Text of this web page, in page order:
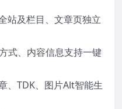
站及栏目、文章页独立
式、内容信息支持一键
、TDK、图片Alt智能生